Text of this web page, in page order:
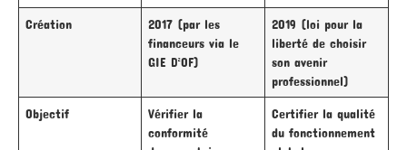
Création
2017 (par les
financeurs via le
GIE D²OF)
2019 (loi pour la
liberté de choisir
son avenir
professionnel)
Objectif
Vérifier la
conformité
Certifier la qualité
du fonctionnement